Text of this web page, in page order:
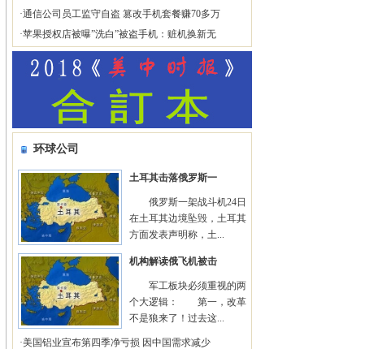
·通信公司员工监守自盗 篡改手机套餐赚70多万
·苹果授权店被曝”洗白”被盗手机：赃机换新无
环球公司
土耳其击落俄罗斯一
俄罗斯一架战斗机24日
在土耳其边境坠毁，土耳其
方面发表声明称，土...
机构解读俄飞机被击
军工板块必须重视的两
个大逻辑： 第一，改革
不是狼来了！过去这...
·美国铝业宣布第四季净亏损 因中国需求减少